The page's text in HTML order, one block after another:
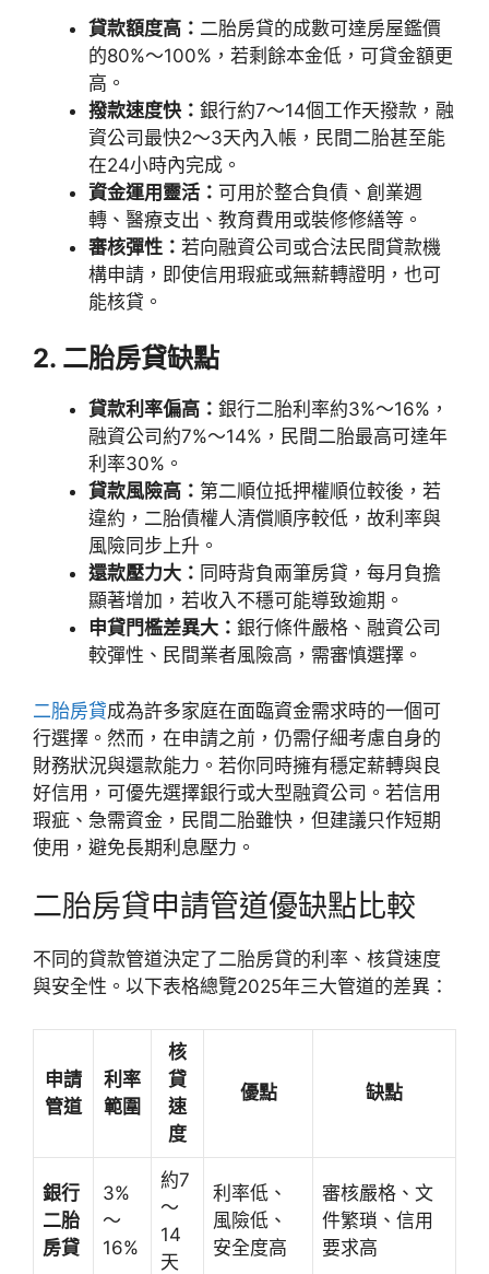
貸款額度高： 二胎房貸的成數可達房屋鑑價
的80%～100%，若剩餘本金低，可貸金額更
高。
撥款速度快： 銀行約7～14個工作天撥款，融
資公司最快2～3天內入帳，民間二胎甚至能
在24小時內完成。
資金運用靈活： 可用於整合負債、創業週
轉、醫療支出、教育費用或裝修修繕等。
審核彈性： 若向融資公司或合法民間貸款機
構申請，即使信用瑕疵或無薪轉證明，也可
能核貸。
2. 二胎房貸缺點
貸款利率偏高： 銀行二胎利率約3%～16%，
融資公司約7%～14%，民間二胎最高可達年
利率30%。
貸款風險高： 第二順位抵押權順位較後，若
違約，二胎債權人清償順序較低，故利率與
風險同步上升。
還款壓力大： 同時背負兩筆房貸，每月負擔
顯著增加，若收入不穩可能導致逾期。
申貸門檻差異大： 銀行條件嚴格、融資公司
較彈性、民間業者風險高，需審慎選擇。
二胎房貸成為許多家庭在面臨資金需求時的一個可
行選擇。然而，在申請之前，仍需仔細考慮自身的
財務狀況與還款能力。若你同時擁有穩定薪轉與良
好信用，可優先選擇銀行或大型融資公司。若信用
瑕疵、急需資金，民間二胎雖快，但建議只作短期
使用，避免長期利息壓力。
二胎房貸申請管道優缺點比較
不同的貸款管道決定了二胎房貸的利率、核貸速度
與安全性。以下表格總覽2025年三大管道的差異：
申請
管道
利率
範圍
核
貸
速
度
優點 缺點
銀行
二胎
房貸
3%
～
16%
約7
～
14
天
利率低、
風險低、
安全度高
審核嚴格、文
件繁瑣、信用
要求高